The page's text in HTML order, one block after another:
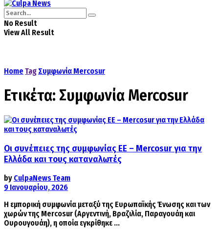
No Result
View All Result
Home Tag Συμφωνία Mercosur
Ετικέτα: Συμφωνία Mercosur
Οι συνέπειες της συμφωνίας ΕΕ – Mercosur για την
Ελλάδα και τους καταναλωτές
by CulpaNews Team
9 Ιανουαρίου, 2026
Η εμπορική συμφωνία μεταξύ της Ευρωπαϊκής Ένωσης και των
χωρών της Mercosur (Αργεντινή, Βραζιλία, Παραγουάη και
Ουρουγουάη), η οποία εγκρίθηκε ...